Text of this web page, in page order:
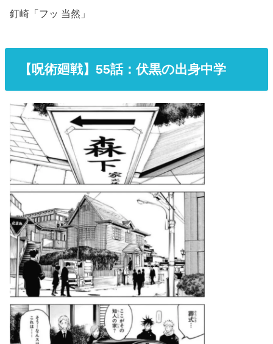
釘崎「フッ 当然」
【呪術廻戦】55話：伏黒の出身中学